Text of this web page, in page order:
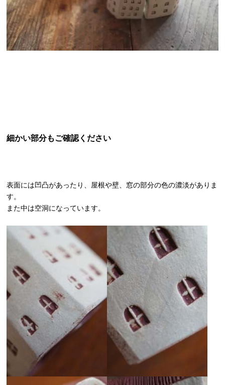
細かい部分もご確認ください
表面には凹凸があったり、屋根や壁、窓の部分の色の濃淡がありま
す。
また中は空洞になっています。